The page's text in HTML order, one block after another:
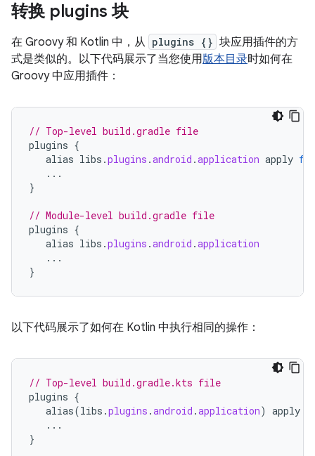
转换 plugins 块
在 Groovy 和 Kotlin 中，从 plugins {} 块应用插件的方
式是类似的。以下代码展示了当您使用版本目录时如何在
Groovy 中应用插件：
// Top-level build.gradle file
plugins {
alias libs .plugins .android .application apply
...
}
// Module-level build.gradle file
plugins {
alias libs .plugins .android .application
...
}
以下代码展示了如何在 Kotlin 中执行相同的操作：
// Top-level build.gradle.kts file
plugins {
alias(libs .plugins .android .application) apply
...
}